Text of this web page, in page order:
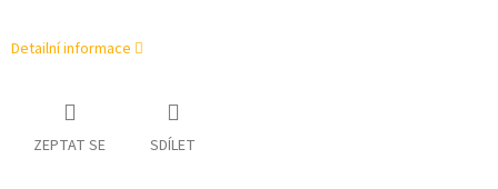
Detailní informace
ZEPTAT SE SDÍLET